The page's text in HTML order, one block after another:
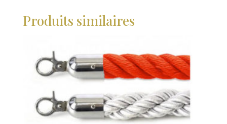
Produits similaires